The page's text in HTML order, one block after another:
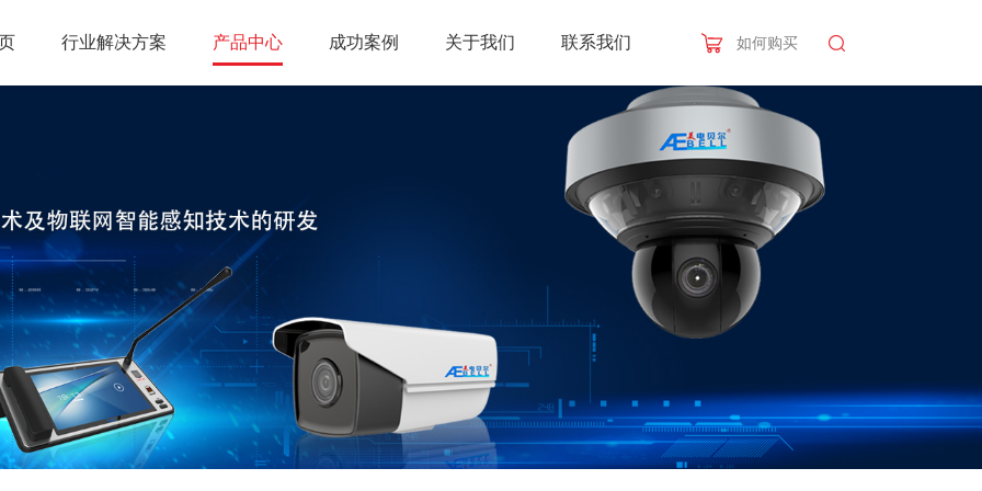
行业解决方案 产品中心 成功案例 关于我们 联系我们 如何购买